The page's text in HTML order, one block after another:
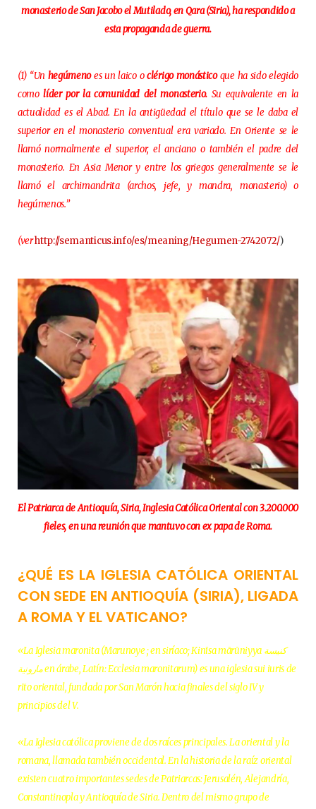
monasterio de San Jacobo el Mutilado, en Qara (Siria), ha respondido a
esta propaganda de guerra.
(1) “Un hegúmenoes un laico oclérigo monásticoque ha sido elegido
comolíder por la comunidad del monasterio.Su equivalente en la
actualidad es el Abad. En la antigüedad el título que se le daba el
superior en el monasterio conventual era variado. En Oriente se le
llamó normalmente el superior, el anciano o también el padre del
monasterio. En Asia Menor y entre los griegos generalmente se le
llamó el archimandrita (archos, jefe, y mandra, monasterio) o
hegúmenos.”
(verhttp://semanticus.info/es/meaning/Hegumen-2742072/)
El Patriarca de Antioquía, Siria, Inglesia Católica Oriental con 3.200.000
fieles, en una reunión que mantuvo con ex papa de Roma.
¿QUÉ ES LA IGLESIA CATÓLICA ORIENTAL
CON SEDE EN ANTIOQUÍA (SIRIA), LIGADA
A ROMA Y EL VATICANO?
«La Iglesia maronita (Marunoye ; en siríaco; Kinīsa mārūniyya كنيسة
مارونية en árabe, Latín: Ecclesia maronitarum) es una iglesia sui iuris de
rito oriental, fundada por San Marón hacia finales del siglo IV y
principios del V.
«La Iglesia católica proviene de dos raíces principales. La oriental y la
romana, llamada también occidental. En la historia de la raíz oriental
existen cuatro importantes sedes de Patriarcas: Jerusalén, Alejandría,
Constantinopla y Antioquía de Siria. Dentro del mismo grupo de